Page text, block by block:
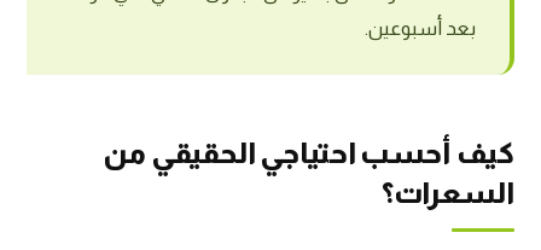
بعد أسبوعين.
كيف أحسب احتياجي الحقيقي من
السعرات؟